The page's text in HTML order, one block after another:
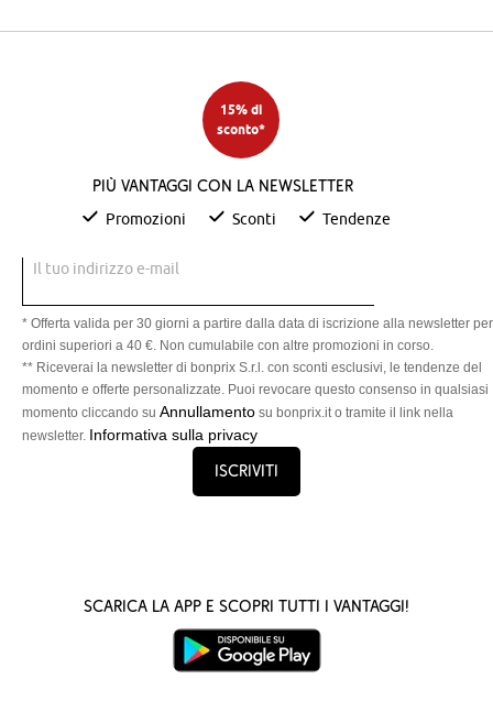
15% di
sconto*
Più vantaggi con la newsletter
Promozioni Sconti Tendenze
Il tuo indirizzo e-mail
* Offerta valida per 30 giorni a partire dalla data di iscrizione alla newsletter per
ordini superiori a 40 €. Non cumulabile con altre promozioni in corso.
** Riceverai la newsletter di bonprix S.r.l. con sconti esclusivi, le tendenze del
momento e offerte personalizzate. Puoi revocare questo consenso in qualsiasi
momento cliccando su Annullamento su bonprix.it o tramite il link nella
newsletter. Informativa sulla privacy
Iscriviti
Scarica la App e scopri tutti i vantaggi!